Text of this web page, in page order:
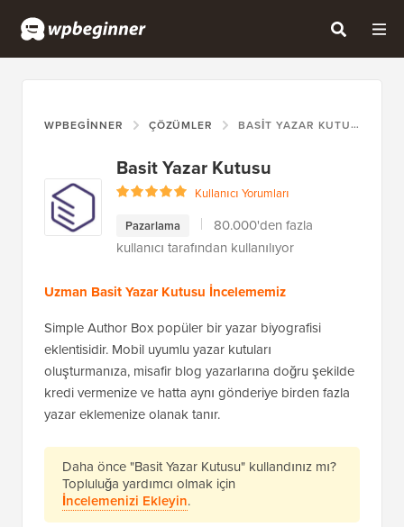
WPBEGINNER ÇÖZÜMLER BASIT YAZAR KUTUSU
Basit Yazar Kutusu
Kullanıcı Yorumları
Pazarlama
80.000'den fazla
kullanıcı tarafından kullanılıyor
Uzman Basit Yazar Kutusu İncelememiz
Simple Author Box popüler bir yazar biyografisi
eklentisidir. Mobil uyumlu yazar kutuları
oluşturmanıza, misafir blog yazarlarına doğru şekilde
kredi vermenize ve hatta aynı gönderiye birden fazla
yazar eklemenize olanak tanır.
Daha önce "Basit Yazar Kutusu" kullandınız mı?
Topluluğa yardımcı olmak için
İncelemenizi Ekleyin.